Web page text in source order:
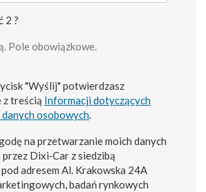
2 ?
Pole obowiązkowe.
"Wyślij" potwierdzasz
z treścią Informacji dotyczących
osobowych.
na przetwarzanie moich danych
Dixi‑Car z siedzibą
adresem Al. Krakowska 24A
badań rynkowych